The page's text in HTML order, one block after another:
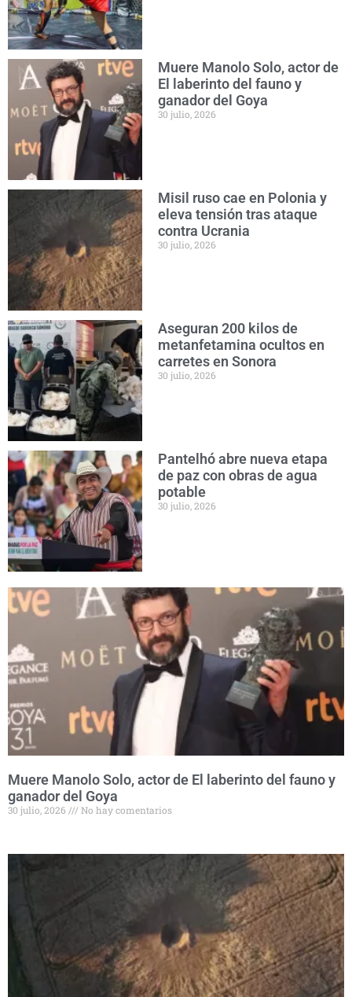
Muere Manolo Solo, actor de
El laberinto del fauno y
ganador del Goya
30 julio, 2026
Misil ruso cae en Polonia y
eleva tensión tras ataque
contra Ucrania
30 julio, 2026
Aseguran 200 kilos de
metanfetamina ocultos en
carretes en Sonora
30 julio, 2026
Pantelhó abre nueva etapa
de paz con obras de agua
potable
30 julio, 2026
Muere Manolo Solo, actor de El laberinto del fauno y
ganador del Goya
30 julio, 2026 No hay comentarios